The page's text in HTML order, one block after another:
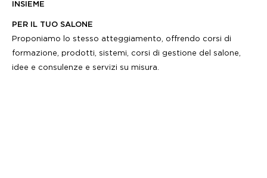
INSIEME
PER IL TUO SALONE
Proponiamo lo stesso atteggiamento, offrendo corsi di
formazione, prodotti, sistemi, corsi di gestione del salone,
idee e consulenze e servizi su misura.